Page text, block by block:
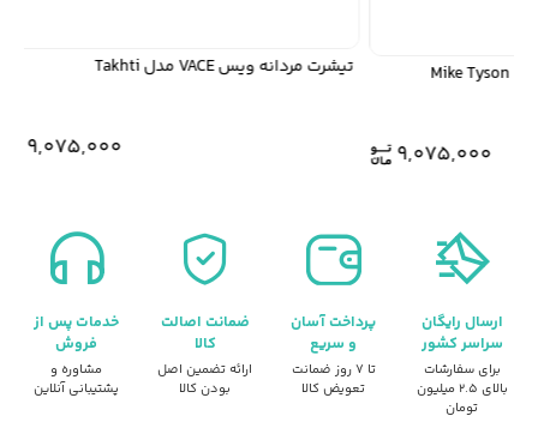
9,075,000
تیشرت مردانه ویس VACE مدل Takhti
9,075,000
ارسال رایگان
سراسر کشور
برای سفارشات
بالای ۲.۵ میلیون
تومان
پرداخت آسان
و سریع
تا ۷ روز ضمانت
تعویض کالا
ضمانت اصالت
کالا
ارائه تضمین اصل
بودن کالا
خدمات پس از
فروش
مشاوره و
پشتیبانی آنلاین